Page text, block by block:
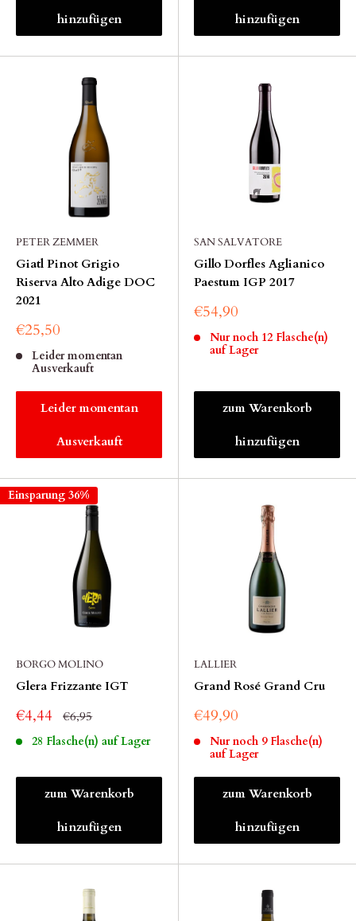
hinzufügen hinzufügen
PETER ZEMMER
Giatl Pinot Grigio
Riserva Alto Adige DOC
2021
€25,50
Leider momentan
Ausverkauft
Leider momentan
Ausverkauft
SAN SALVATORE
Gillo Dorfles Aglianico
Paestum IGP 2017
€54,90
Nur noch 12 Flasche(n)
auf Lager
zum Warenkorb
hinzufügen
Einsparung 36%
BORGO MOLINO
Glera Frizzante IGT
€4,44 €6,95
28 Flasche(n) auf Lager
zum Warenkorb
hinzufügen
LALLIER
Grand Rosé Grand Cru
€49,90
Nur noch 9 Flasche(n)
auf Lager
zum Warenkorb
hinzufügen